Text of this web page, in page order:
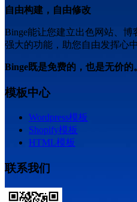
自由构建，自由修改
Binge能让您建立出色网站、博
强大的功能，助您自由发挥心中
Binge既是免费的，也是无价的
模板中心
Wordpress模板
Shopify模板
HTML模板
联系我们